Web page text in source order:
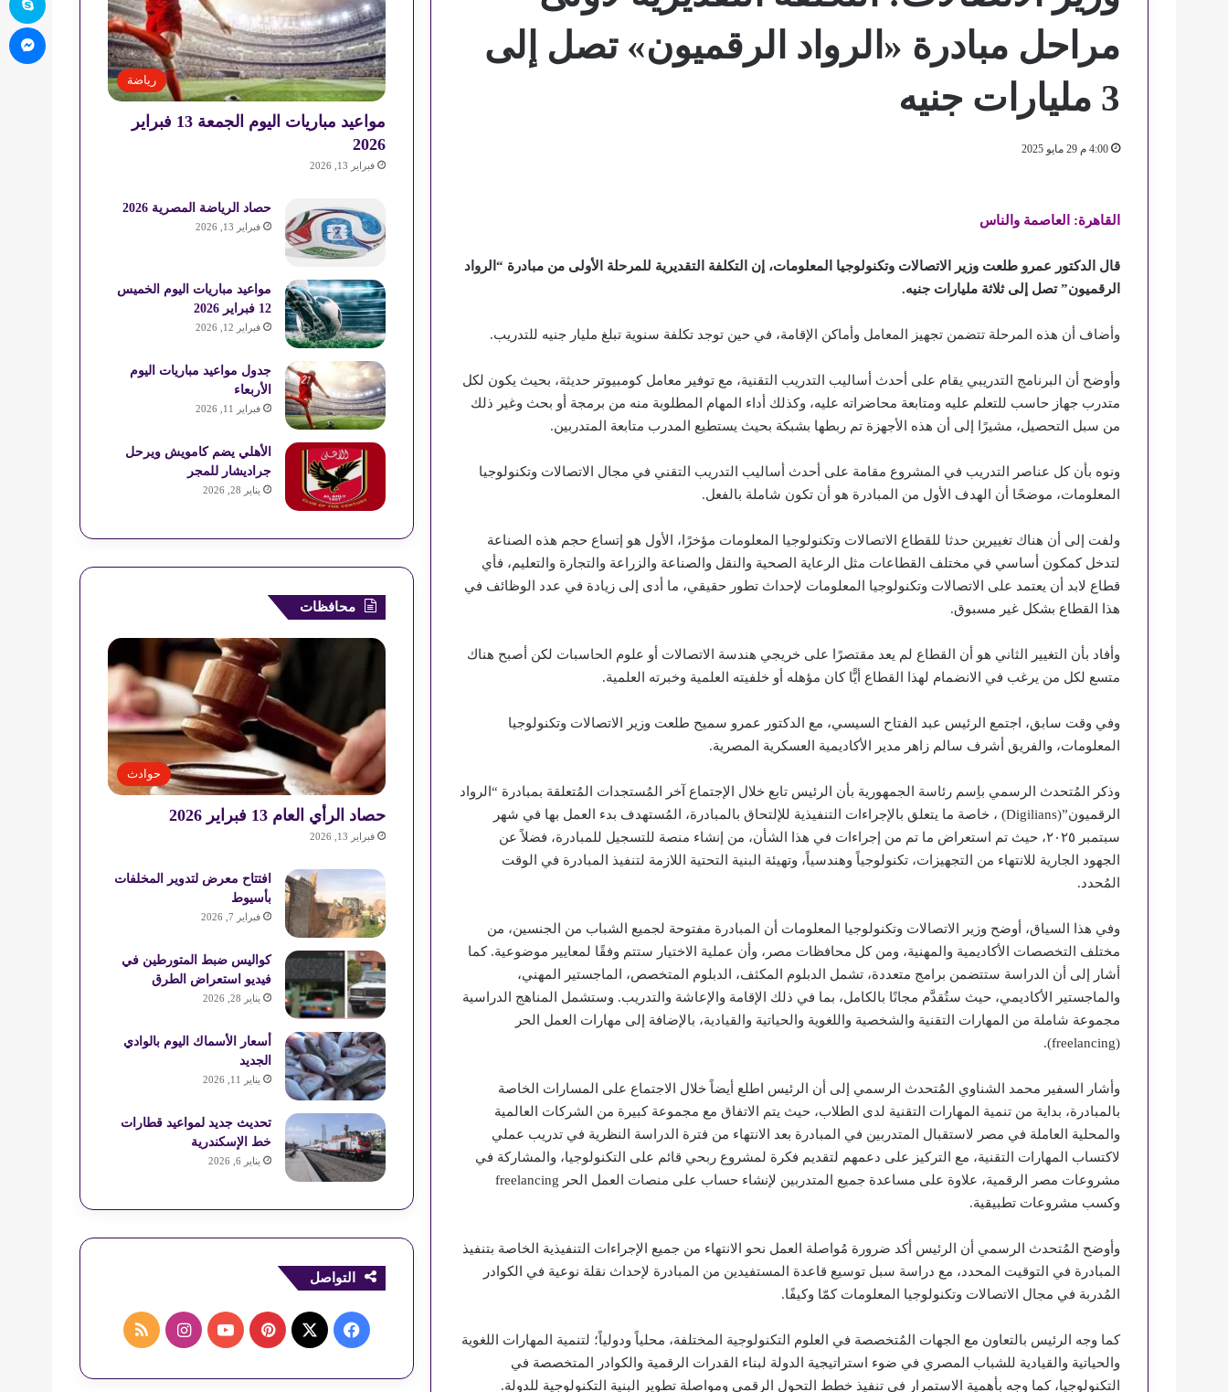
مراحل مبادرة «الرواد الرقميون» تصل إلى
3 مليارات جنيه
4:00 م 29 مايو 2025
القاهرة: العاصمة والناس
قال الدكتور عمرو طلعت وزير الاتصالات وتكنولوجيا المعلومات، إن التكلفة التقديرية للمرحلة الأولى من مبادرة “الرواد
الرقميون” تصل إلى ثلاثة مليارات جنيه.
وأضاف أن هذه المرحلة تتضمن تجهيز المعامل وأماكن الإقامة، في حين توجد تكلفة سنوية تبلغ مليار جنيه للتدريب.
وأوضح أن البرنامج التدريبي يقام على أحدث أساليب التدريب التقنية، مع توفير معامل كومبيوتر حديثة، بحيث يكون لكل
متدرب جهاز حاسب للتعلم عليه ومتابعة محاضراته عليه، وكذلك أداء المهام المطلوبة منه من برمجة أو بحث وغير ذلك
من سبل التحصيل، مشيرًا إلى أن هذه الأجهزة تم ربطها بشبكة بحيث يستطيع المدرب متابعة المتدربين.
ونوه بأن كل عناصر التدريب في المشروع مقامة على أحدث أساليب التدريب التقني في مجال الاتصالات وتكنولوجيا
المعلومات، موضحًا أن الهدف الأول من المبادرة هو أن تكون شاملة بالفعل.
ولفت إلى أن هناك تغييرين حدثا للقطاع الاتصالات وتكنولوجيا المعلومات مؤخرًا، الأول هو إتساع حجم هذه الصناعة
لتدخل كمكون أساسي في مختلف القطاعات مثل الرعاية الصحية والنقل والصناعة والزراعة والتجارة والتعليم، فأي
قطاع لابد أن يعتمد على الاتصالات وتكنولوجيا المعلومات لإحداث تطور حقيقي، ما أدى إلى زيادة في عدد الوظائف في
هذا القطاع بشكل غير مسبوق.
وأفاد بأن التغيير الثاني هو أن القطاع لم يعد مقتصرًا على خريجي هندسة الاتصالات أو علوم الحاسبات لكن أصبح هناك
متسع لكل من يرغب في الانضمام لهذا القطاع أيًّا كان مؤهله أو خلفيته العلمية وخبرته العلمية.
وفي وقت سابق، اجتمع الرئيس عبد الفتاح السيسي، مع الدكتور عمرو سميح طلعت وزير الاتصالات وتكنولوجيا
المعلومات، والفريق أشرف سالم زاهر مدير الأكاديمية العسكرية المصرية.
وذكر المُتحدث الرسمي باِسم رئاسة الجمهورية بأن الرئيس تابع خلال الإجتماع آخر المُستجدات المُتعلقة بمبادرة “الرواد
الرقميون”(Digilians) ، خاصة ما يتعلق بالإجراءات التنفيذية للإلتحاق بالمبادرة، المُستهدف بدء العمل بها في شهر
سبتمبر ٢٠٢٥، حيث تم استعراض ما تم من إجراءات في هذا الشأن، من إنشاء منصة للتسجيل للمبادرة، فضلاً عن
الجهود الجارية للانتهاء من التجهيزات، تكنولوجياً وهندسياً، وتهيئة البنية التحتية اللازمة لتنفيذ المبادرة في الوقت
المُحدد.
وفي هذا السياق، أوضح وزير الاتصالات وتكنولوجيا المعلومات أن المبادرة مفتوحة لجميع الشباب من الجنسين، من
مختلف التخصصات الأكاديمية والمهنية، ومن كل محافظات مصر، وأن عملية الاختيار ستتم وفقًا لمعايير موضوعية. كما
أشار إلى أن الدراسة ستتضمن برامج متعددة، تشمل الدبلوم المكثف، الدبلوم المتخصص، الماجستير المهني،
والماجستير الأكاديمي، حيث ستُقدَّم مجانًا بالكامل، بما في ذلك الإقامة والإعاشة والتدريب. وستشمل المناهج الدراسية
مجموعة شاملة من المهارات التقنية والشخصية واللغوية والحياتية والقيادية، بالإضافة إلى مهارات العمل الحر
(freelancing).
وأشار السفير محمد الشناوي المُتحدث الرسمي إلى أن الرئيس اطلع أيضاً خلال الاجتماع على المسارات الخاصة
بالمبادرة، بداية من تنمية المهارات التقنية لدى الطلاب، حيث يتم الاتفاق مع مجموعة كبيرة من الشركات العالمية
والمحلية العاملة في مصر لاستقبال المتدربين في المبادرة بعد الانتهاء من فترة الدراسة النظرية في تدريب عملي
لاكتساب المهارات التقنية، مع التركيز على دعمهم لتقديم فكرة لمشروع ربحي قائم على التكنولوجيا، والمشاركة في
مشروعات مصر الرقمية، علاوة على مساعدة جميع المتدربين لإنشاء حساب على منصات العمل الحر freelancing
وكسب مشروعات تطبيقية.
وأوضح المُتحدث الرسمي أن الرئيس أكد ضرورة مُواصلة العمل نحو الانتهاء من جميع الإجراءات التنفيذية الخاصة بتنفيذ
المبادرة في التوقيت المحدد، مع دراسة سبل توسيع قاعدة المستفيدين من المبادرة لإحداث نقلة نوعية في الكوادر
المُدربة في مجال الاتصالات وتكنولوجيا المعلومات كمّا وكيفًا.
كما وجه الرئيس بالتعاون مع الجهات المُتخصصة في العلوم التكنولوجية المختلفة، محلياً ودولياً؛ لتنمية المهارات اللغوية
والحياتية والقيادية للشباب المصري في ضوء استراتيجية الدولة لبناء القدرات الرقمية والكوادر المتخصصة في
التكنولوجيا، كما وجه بأهمية الاستمرار في تنفيذ خطط التحول الرقمي ومواصلة تطوير البنية التكنولوجية للدولة.
رياضة
مواعيد مباريات اليوم الجمعة 13 فبراير
2026
فبراير 13, 2026
حصاد الرياضة المصرية 2026
فبراير 13, 2026
مواعيد مباريات اليوم الخميس
12 فبراير 2026
فبراير 12, 2026
جدول مواعيد مباريات اليوم
الأربعاء
فبراير 11, 2026
الأهلي يضم كامويش ويرحل
جراديشار للمجر
يناير 28, 2026
محافظات
حوادث
حصاد الرأي العام 13 فبراير 2026
فبراير 13, 2026
افتتاح معرض لتدوير المخلفات
بأسيوط
فبراير 7, 2026
كواليس ضبط المتورطين في
فيديو استعراض الطرق
يناير 28, 2026
أسعار الأسماك اليوم بالوادي
الجديد
يناير 11, 2026
تحديث جديد لمواعيد قطارات
خط الإسكندرية
يناير 6, 2026
التواصل